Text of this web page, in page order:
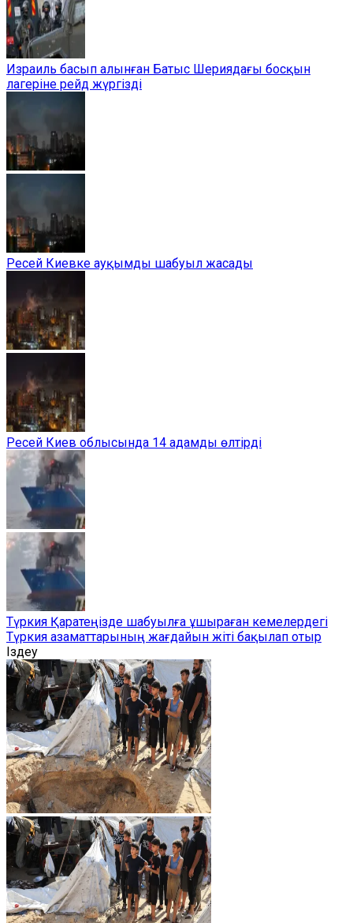
Израиль басып алынған Батыс Шериядағы босқын
лагеріне рейд жүргізді
Ресей Киевке ауқымды шабуыл жасады
Ресей Киев облысында 14 адамды өлтірді
Түркия Қаратеңізде шабуылға ұшыраған кемелердегі
Түркия азаматтарының жағдайын жіті бақылап отыр
Іздеу